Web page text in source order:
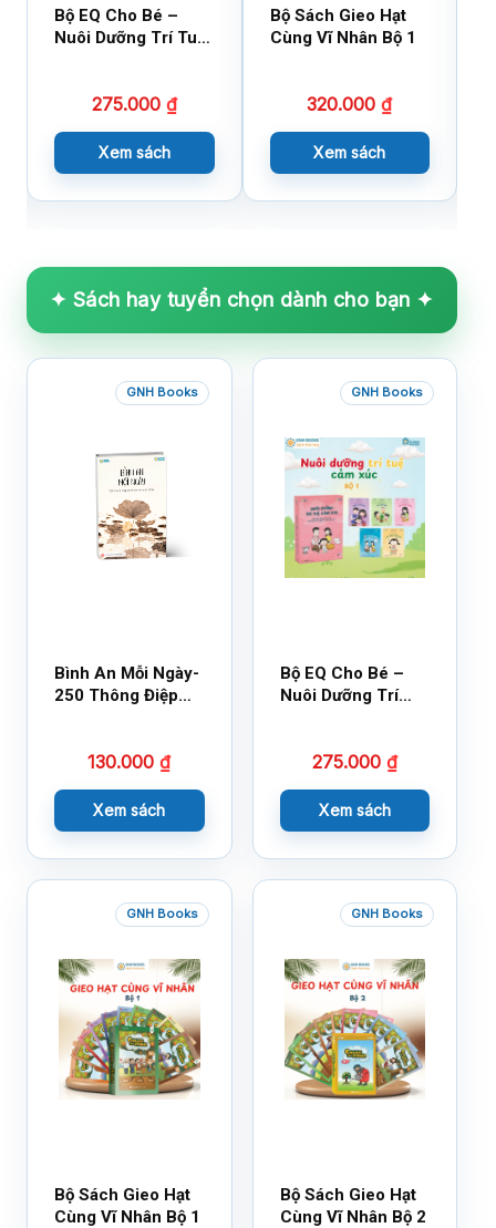
Bộ EQ Cho Bé –
Nuôi Dưỡng Trí Tuệ
275.000 ₫
Xem sách
Bộ Sách Gieo Hạt
Cùng Vĩ Nhân Bộ 1
320.000₫
Xem sách
✦ Sách hay tuyển chọn dành cho bạn ✦
GNH Books
Bình An Mỗi Ngày-
250 Thông Điệp
130.000₫
Xem sách
GNH Books
Bộ EQ Cho Bé –
Nuôi Dưỡng Trí
275.000 ₫
Xem sách
GNH Books
Bộ Sách Gieo Hạt
Cùng Vĩ Nhân Bộ 1
GNH Books
Bộ Sách Gieo Hạt
Cùng Vĩ Nhân Bộ 2